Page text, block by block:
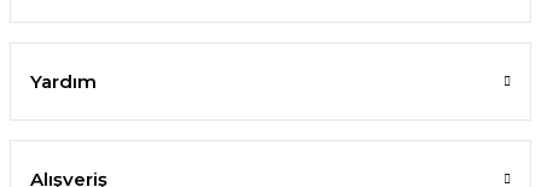
Yardım
Alışveriş